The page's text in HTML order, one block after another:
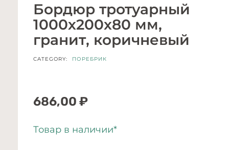
Бордюр тротуарный
1000х200х80 мм,
гранит, коричневый
CATEGORY: ПОРЕБРИК
686,00 ₽
Товар в наличии*